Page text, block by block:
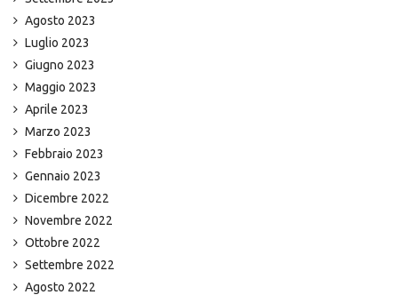
Agosto 2023
Luglio 2023
Giugno 2023
Maggio 2023
Aprile 2023
Marzo 2023
Febbraio 2023
Gennaio 2023
Dicembre 2022
Novembre 2022
Ottobre 2022
Settembre 2022
Agosto 2022